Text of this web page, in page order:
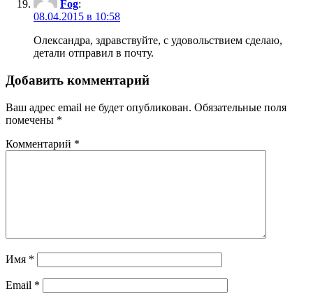
Fog:
08.04.2015 в 10:58
Олександра, здравствуйте, с удовольствием сделаю,
детали отправил в почту.
Добавить комментарий
Ваш адрес email не будет опубликован. Обязательные поля
помечены *
Комментарий *
Имя *
Email *